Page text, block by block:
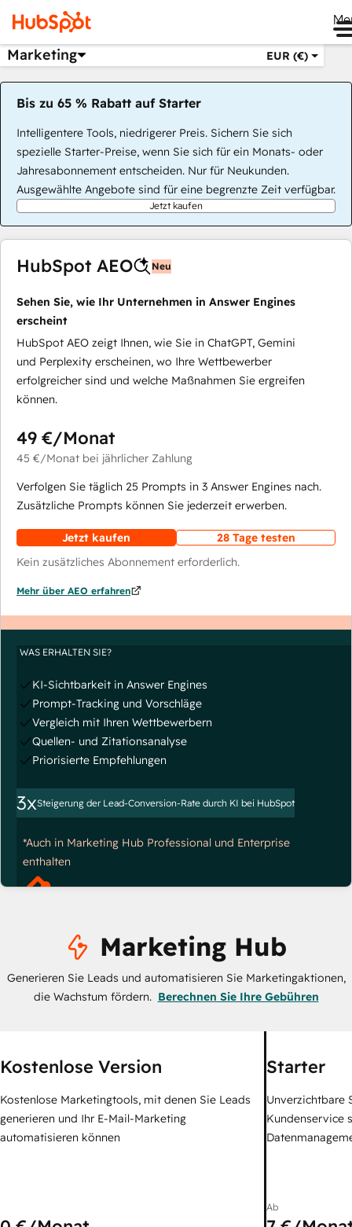
Marketing EUR (€)
Bis zu 65 % Rabatt auf Starter
Intelligentere Tools, niedrigerer Preis. Sichern Sie sich
spezielle Starter-Preise, wenn Sie sich für ein Monats- oder
Jahresabonnement entscheiden. Nur für Neukunden.
Ausgewählte Angebote sind für eine begrenzte Zeit verfügbar.
Jetzt kaufen
HubSpot AEO Neu
Sehen Sie, wie Ihr Unternehmen in Answer Engines
erscheint
HubSpot AEO zeigt Ihnen, wie Sie in ChatGPT, Gemini
und Perplexity erscheinen, wo Ihre Wettbewerber
erfolgreicher sind und welche Maßnahmen Sie ergreifen
können.
49 €/Monat
45 €/Monat bei jährlicher Zahlung
Verfolgen Sie täglich 25 Prompts in 3 Answer Engines nach.
Zusätzliche Prompts können Sie jederzeit erwerben.
Jetzt kaufen
28 Tage testen
Kein zusätzliches Abonnement erforderlich.
Mehr über AEO erfahren
WAS ERHALTEN SIE?
KI-Sichtbarkeit in Answer Engines
Prompt-Tracking und Vorschläge
Vergleich mit Ihren Wettbewerbern
Quellen- und Zitationsanalyse
Priorisierte Empfehlungen
3xSteigerung der Lead-Conversion-Rate durch KI bei HubSpot
*Auch in Marketing Hub Professional und Enterprise
enthalten
Marketing Hub
Generieren Sie Leads und automatisieren Sie Marketingaktionen,
die Wachstum fördern. Berechnen Sie Ihre Gebühren
Kostenlose Version
Kostenlose Marketingtools, mit denen Sie Leads
generieren und Ihr E-Mail-Marketing
automatisieren können
Starter
Unverzichtbare
Kundenservice
Ab